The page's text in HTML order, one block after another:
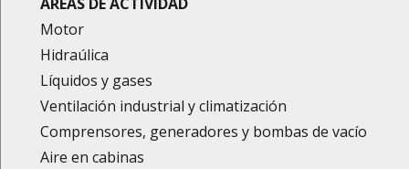
Motor
Hidraúlica
Líquidos y gases
Ventilación industrial y climatización
Comprensores, generadores y bombas de vacío
Aire en cabinas